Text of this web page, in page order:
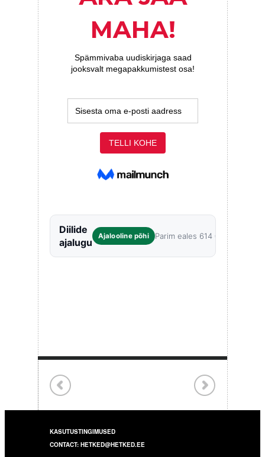
Diilide
ajalugu
Ajalooline põhi Parim eales 614 €
KASUTUSTINGIMUSED
CONTACT: HETKED@HETKED.EE